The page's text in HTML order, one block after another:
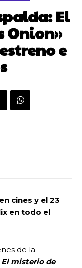
El
Onion»
e
cines y el 23
en todo el
de la
El misterio de